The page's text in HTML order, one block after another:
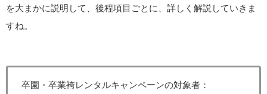
を大まかに説明して、後程項目ごとに、詳しく解説していきま
すね。
卒園・卒業袴レンタルキャンペーンの対象者：